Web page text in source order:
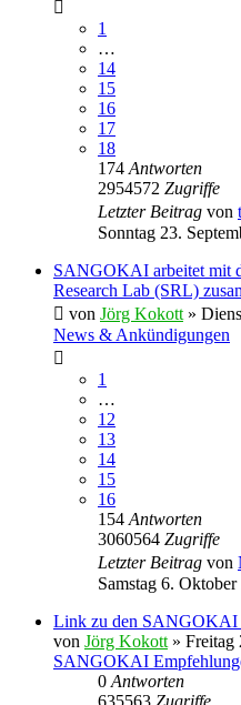
1
…
14
15
16
17
18
174 Antworten
2954572 Zugriffe
Letzter Beitrag von
Sonntag 23.
SANGOKAI arbeitet mit
Research Lab (SRL)
von Jörg Kokott »
News & Ankündigungen
1
…
12
13
14
15
16
154 Antworten
3060564 Zugriffe
Letzter Beitrag von
Samstag 6.
Link zu den SANGOKAI
von Jörg Kokott » Freitag
SANGOKAI
0 Antworten
635563 Zugriffe